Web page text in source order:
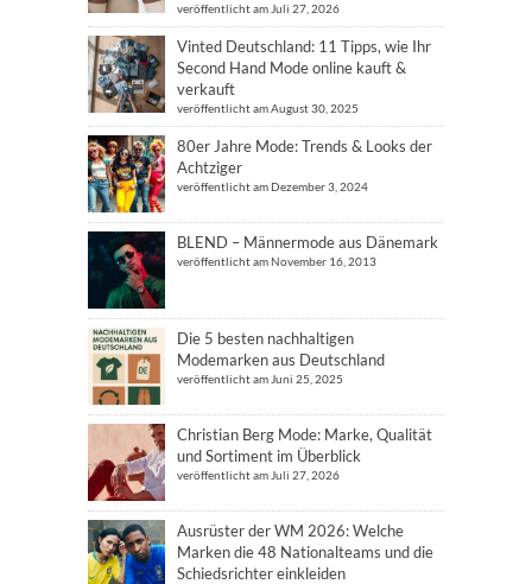
veröffentlicht am Juli 27, 2026
Vinted Deutschland: 11 Tipps, wie Ihr
Second Hand Mode online kauft &
verkauft
veröffentlicht am August 30, 2025
80er Jahre Mode: Trends & Looks der
Achtziger
veröffentlicht am Dezember 3, 2024
BLEND – Männermode aus Dänemark
veröffentlicht am November 16, 2013
Die 5 besten nachhaltigen
Modemarken aus Deutschland
veröffentlicht am Juni 25, 2025
Christian Berg Mode: Marke, Qualität
und Sortiment im Überblick
veröffentlicht am Juli 27, 2026
Ausrüster der WM 2026: Welche
Marken die 48 Nationalteams und die
Schiedsrichter einkleiden